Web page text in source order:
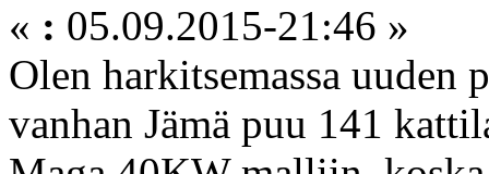
« : 05.09.2015-21:46 »
Olen harkitsemassa uuden
vanhan Jämä puu 141